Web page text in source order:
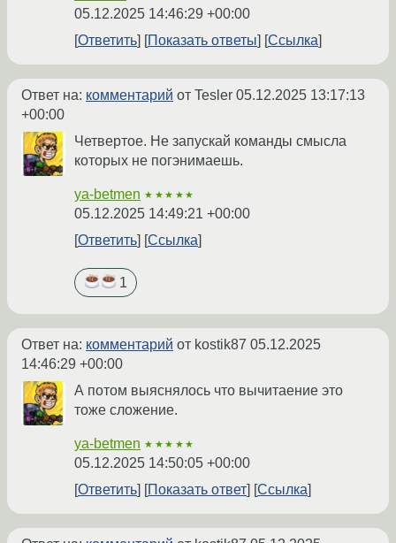
05.12.2025 14:46:29 +00:00
Ответить
Показать ответы Ссылка
Ответ на: комментарий от Tesler 05.12.2025 13:17:13
+00:00
Четвертое. Не запускай команды смысла
которых не погэнимаешь.
ya-betmen ★★★★★
05.12.2025 14:49:21 +00:00
Ответить
Ссылка
1
Ответ на: комментарий от kostik87 05.12.2025
14:46:29 +00:00
А потом выяснялось что вычитаение это
тоже сложение.
ya-betmen ★★★★★
05.12.2025 14:50:05 +00:00
Ответить
Показать ответ Ссылка